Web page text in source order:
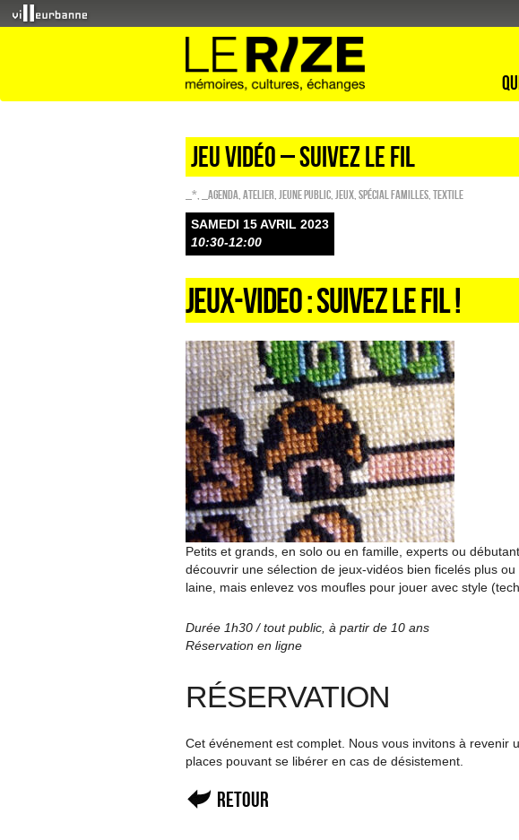
Jeu vidéo – suivez le fil
_* _Agenda Atelier Jeune public Jeux Spécial familles Textile
SAMEDI 15 AVRIL 2023
10:30-12:00
JEUX-VIDEO : SUIVEZ LE FIL !
Petits et grands, en solo ou en famille, experts ou
découvrir une sélection de jeux-vidéos bien ficelés plus
laine, mais enlevez vos moufles pour jouer avec style
Durée 1h30 / tout public, à partir de 10 ans
Réservation en ligne
RÉSERVATION
Cet événement est complet. Nous vous invitons à revenir
places pouvant se libérer en cas de désistement.
Retour